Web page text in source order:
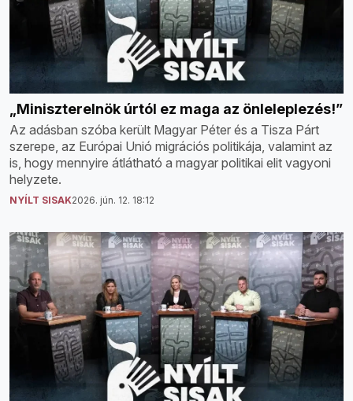
„Miniszterelnök úrtól ez maga az önleleplezés!”
Az adásban szóba került Magyar Péter és a Tisza Párt
szerepe, az Európai Unió migrációs politikája, valamint az
is, hogy mennyire átlátható a magyar politikai elit vagyoni
helyzete.
NYÍLT SISAK2026. jún. 12. 18:12